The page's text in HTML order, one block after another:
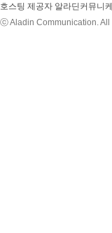
호스팅 제공자 알라딘커뮤니
ⓒ Aladin Communication. All